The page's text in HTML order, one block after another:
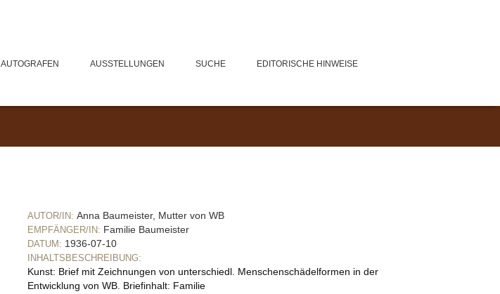
AUTOGRAFEN AUSSTELLUNGEN SUCHE EDITORISCHE HINWEISE
AUTOR/IN: Anna Baumeister, Mutter von WB
EMPFÄNGER/IN: Familie Baumeister
DATUM: 1936-07-10
INHALTSBESCHREIBUNG:
Kunst: Brief mit Zeichnungen von unterschiedl. Menschenschädelformen in der
Entwicklung von WB. Briefinhalt: Familie